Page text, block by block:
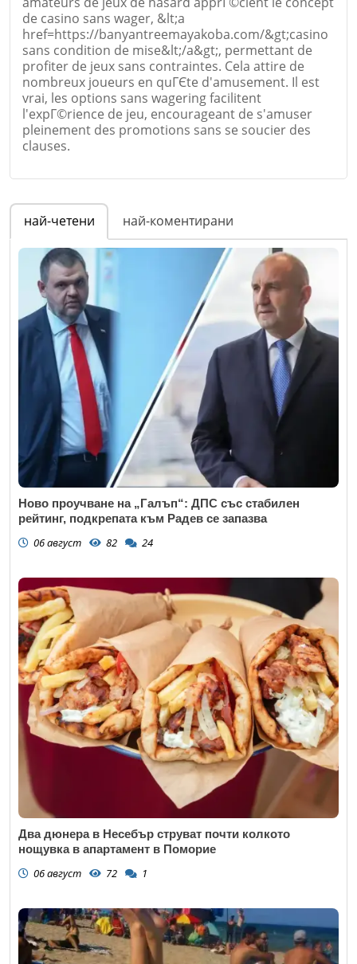
Email
Коментар*
Откажи
de casino sans wager, &lt;a
href=https://banyantreemayakoba.com/&gt;casino
sans condition de mise&lt;/a&gt;, permettant de
profiter de jeux sans contraintes. Cela attire de
nombreux joueurs en quГЄte d'amusement. Il est
vrai, les options sans wagering facilitent
l'expГ©rience de jeu, encourageant de s'amuser
pleinement des promotions sans se soucier des
clauses.
Име*
Email
Коментар*
най-четени най-коментирани
Ново проучване на „Галъп“: ДПС със стабилен
рейтинг, подкрепата към Радев се запазва
06 август 82 24
Два дюнера в Несебър струват почти колкото
нощувка в апартамент в Поморие
06 август 72 1